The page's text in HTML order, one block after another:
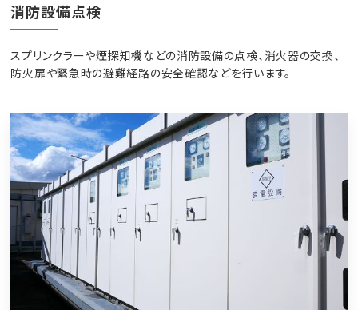
消防設備点検
スプリンクラーや煙探知機などの消防設備の点検、消火器の交換、
防火扉や緊急時の避難経路の安全確認などを行います。